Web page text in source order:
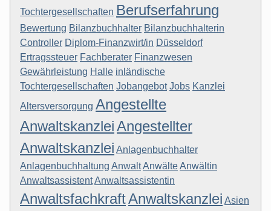
Tochtergesellschaften Berufserfahrung
Bewertung Bilanzbuchhalter Bilanzbuchhalterin
Controller Diplom-Finanzwirt/in Düsseldorf
Ertragssteuer Fachberater Finanzwesen
Gewährleistung Halle inländische
Tochtergesellschaften Jobangebot Jobs Kanzlei
Altersversorgung Angestellte
AnwaltskanzleiAngestellter
Anwaltskanzlei Anlagenbuchhalter
Anlagenbuchhaltung AnwaltAnwälteAnwältin
AnwaltsassistentAnwaltsassistentin
AnwaltsfachkraftAnwaltskanzlei Asien